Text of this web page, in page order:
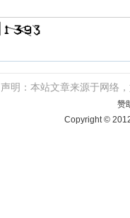
声明：本站文章来源于网络
赞
Copyright ©